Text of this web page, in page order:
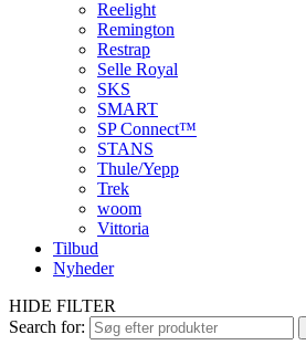
Reelight
Remington
Restrap
Selle Royal
SKS
SMART
SP Connect™
STANS
Thule/Yepp
Trek
woom
Vittoria
Tilbud
Nyheder
HIDE FILTER
Search for: